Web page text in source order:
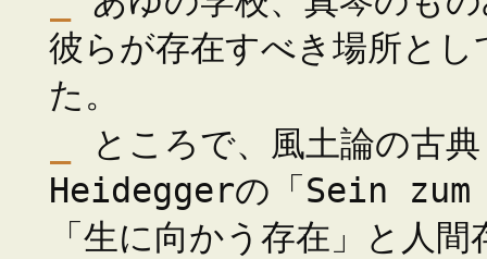
彼らが存在すべき場所と
た。
ところで、風土論の古
Heideggerの「Sein zum
「生に向かう存在」と人